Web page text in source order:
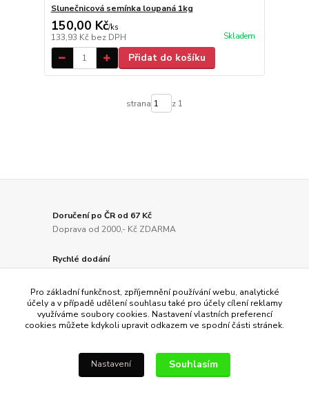
Slunečnicová semínka loupaná 1kg
150,00 Kč/ks
133,93 Kč bez DPH Skladem
Přidat do košíku
strana z 1
Doručení po ČR od 67 Kč
Doprava od 2000,- Kč ZDARMA
Rychlé dodání
Odesíláme do 24 hodin
Kvalitní produkty
Zakládáme si na kvalitě
Záleží nám na Vaší spokojenosti
Pro základní funkčnost, zpříjemnění používání webu, analytické
účely a v případě udělení souhlasu také pro účely cílení reklamy
využíváme soubory cookies. Nastavení vlastních preferencí
cookies můžete kdykoli upravit odkazem ve spodní části stránek.
Nastavení Souhlasím